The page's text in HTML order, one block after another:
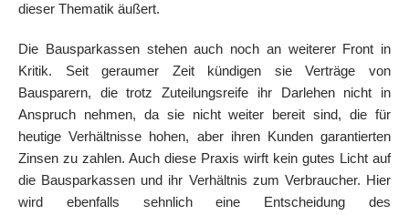
dieser Thematik äußert.
Die Bausparkassen stehen auch noch an weiterer Front in
Kritik. Seit geraumer Zeit kündigen sie Verträge von
Bausparern, die trotz Zuteilungsreife ihr Darlehen nicht in
Anspruch nehmen, da sie nicht weiter bereit sind, die für
heutige Verhältnisse hohen, aber ihren Kunden garantierten
Zinsen zu zahlen. Auch diese Praxis wirft kein gutes Licht auf
die Bausparkassen und ihr Verhältnis zum Verbraucher. Hier
wird ebenfalls sehnlich eine Entscheidung des